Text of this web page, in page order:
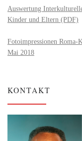
Auswertung
Kinder und Eltern (PDF)
Fotoimpressionen Roma-
Mai 2018
KONTAKT